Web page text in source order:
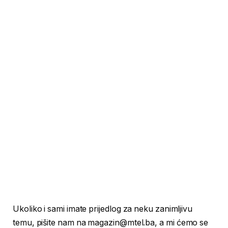
Ukoliko i sami imate prijedlog za neku zanimljivu
temu, pišite nam na magazin@mtel.ba, a mi ćemo se